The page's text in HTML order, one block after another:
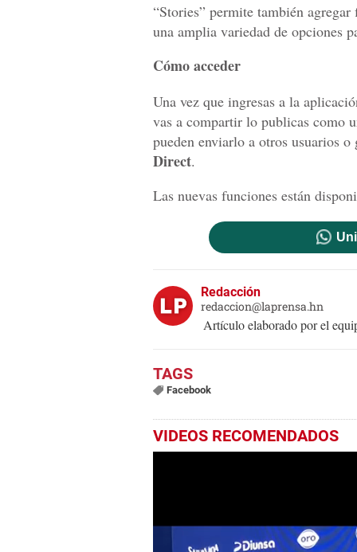
“Stories” permite también
una amplia variedad de opciones
Cómo acceder
Una vez que ingresas a la
vas a compartir lo publicas como
pueden enviarlo a otros usuarios
Direct.
Las nuevas funciones están
Redacción
redaccion@laprensa.hn
Artículo elaborado por el
Facebook
VIDEOS RECOMENDADOS